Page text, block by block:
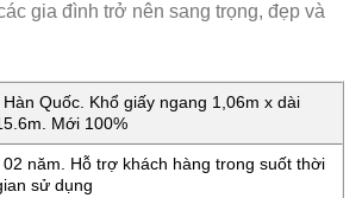
gia đình trở nên sang trọng, đẹp và
Hàn Quốc. Khổ giấy ngang 1,06m x dài
Mới 100%
02 năm. Hỗ trợ khách hàng trong suốt thời
sử dụng